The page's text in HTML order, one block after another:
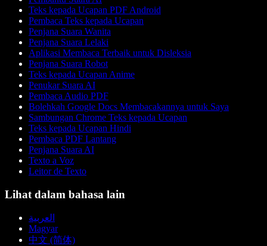
Teks kepada Ucapan PDF Android
Pembaca Teks kepada Ucapan
Penjana Suara Wanita
Penjana Suara Lelaki
Aplikasi Membaca Terbaik untuk Disleksia
Penjana Suara Robot
Teks kepada Ucapan Anime
Penukar Suara AI
Pembaca Audio PDF
Bolehkah Google Docs Membacakannya untuk Saya
Sambungan Chrome Teks kepada Ucapan
Teks kepada Ucapan Hindi
Pembaca PDF Lantang
Penjana Suara AI
Texto a Voz
Leitor de Texto
Lihat dalam bahasa lain
العربية
Magyar
中文 (简体)